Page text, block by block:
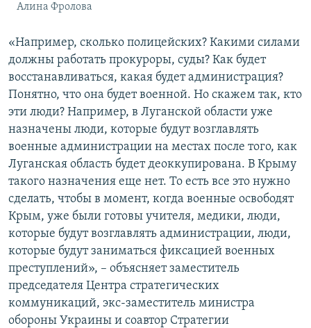
Алина Фролова
«Например, сколько полицейских? Какими силами
должны работать прокуроры, суды? Как будет
восстанавливаться, какая будет администрация?
Понятно, что она будет военной. Но скажем так, кто
эти люди? Например, в Луганской области уже
назначены люди, которые будут возглавлять
военные администрации на местах после того, как
Луганская область будет деоккупирована. В Крыму
такого назначения еще нет. То есть все это нужно
сделать, чтобы в момент, когда военные освободят
Крым, уже были готовы учителя, медики, люди,
которые будут возглавлять администрации, люди,
которые будут заниматься фиксацией военных
преступлений», – объясняет заместитель
председателя Центра стратегических
коммуникаций, экс-заместитель министра
обороны Украины и соавтор Стратегии